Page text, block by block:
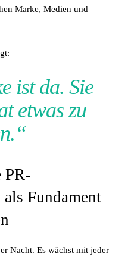
Marke, Medien und
ist da. Sie
etwas zu
PR-
Fundament
Nacht. Es wächst mit jeder